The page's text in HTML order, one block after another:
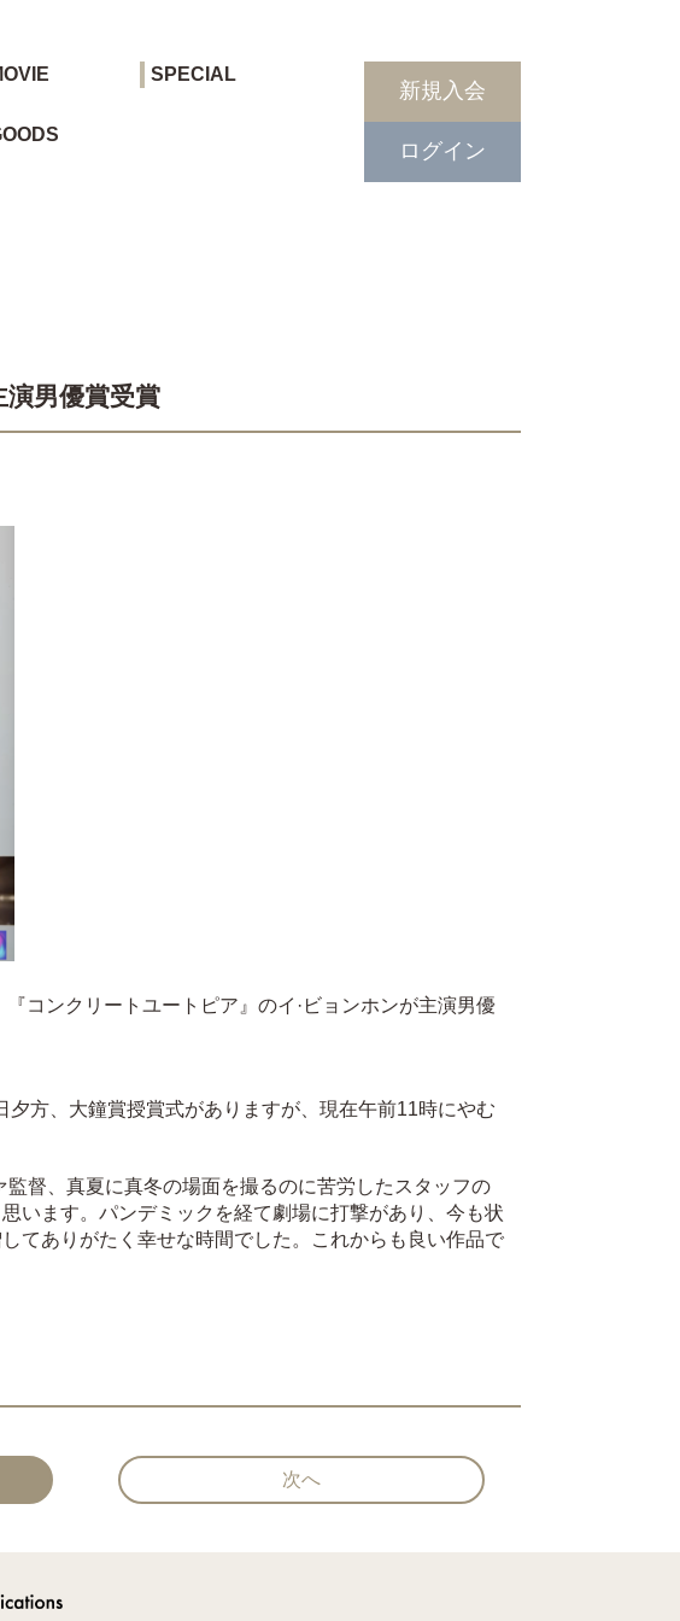
SPECIAL
新規入会
ログイン
演男優賞受賞
コンクリートユートピア』のイ·ビョンホンが主演男優
方、大鐘賞授賞式がありますが、現在午前11時にやむ
督、真夏に真冬の場面を撮るのに苦労したスタッフの
います。パンデミックを経て劇場に打撃があり、今も状
てありがたく幸せな時間でした。これからも良い作品で
次へ